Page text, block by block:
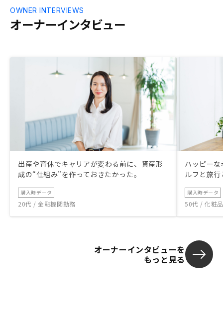
オーナーインタビュー
OWNER INTERVIEWS
出産や育休でキャリアが変わる前に、資産形
成の“仕組み”を作っておきたかった。
購入時データ
20代 / 金融機関勤務
ハッピー
ルフと旅
購入時データ
50代 / 化粧
オーナーインタビューを
もっと見る